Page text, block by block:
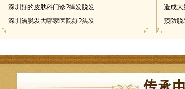
深圳好的皮肤科门诊?掉发脱发
深圳治脱发去哪家医院好?头发
造成大
预防脱